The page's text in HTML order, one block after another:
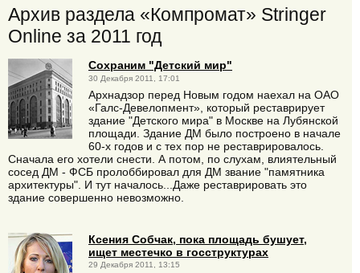
Архив раздела «Компромат» Stringer
Online за 2011 год
Сохраним "Детский мир"
30 Декабря 2011, 17:01
Архнадзор перед Новым годом наехал на ОАО
«Галс-Девелопмент», который реставрирует
здание "Детского мира" в Москве на Лубянской
площади. Здание ДМ было построено в начале
60-х годов и с тех пор не реставрировалось.
Сначала его хотели снести. А потом, по слухам, влиятельный
сосед ДМ - ФСБ пролоббировал для ДМ звание "памятника
архитектуры". И тут началось...Даже реставрировать это
здание совершенно невозможно.
Ксения Собчак, пока площадь бушует,
ищет местечко в госструктурах
29 Декабря 2011, 13:15